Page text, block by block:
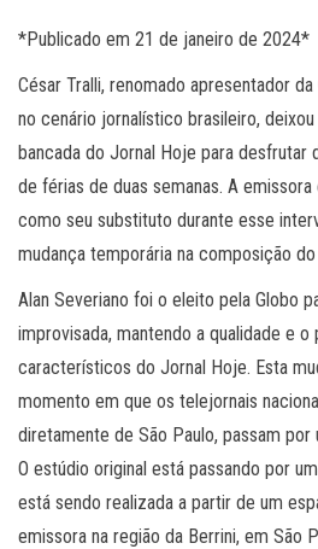
*Publicado em 21 de janeiro de 2024*
César Tralli, renomado apresentador
no cenário jornalístico brasileiro,
bancada do Jornal Hoje para desfrutar
de férias de duas semanas. A
como seu substituto durante esse
mudança temporária na composição
Alan Severiano foi o eleito pela Globo
improvisada, mantendo a qualidade e o
característicos do Jornal Hoje. Esta
momento em que os telejornais
diretamente de São Paulo, passam por
O estúdio original está passando por
está sendo realizada a partir de um
emissora na região da Berrini, em São